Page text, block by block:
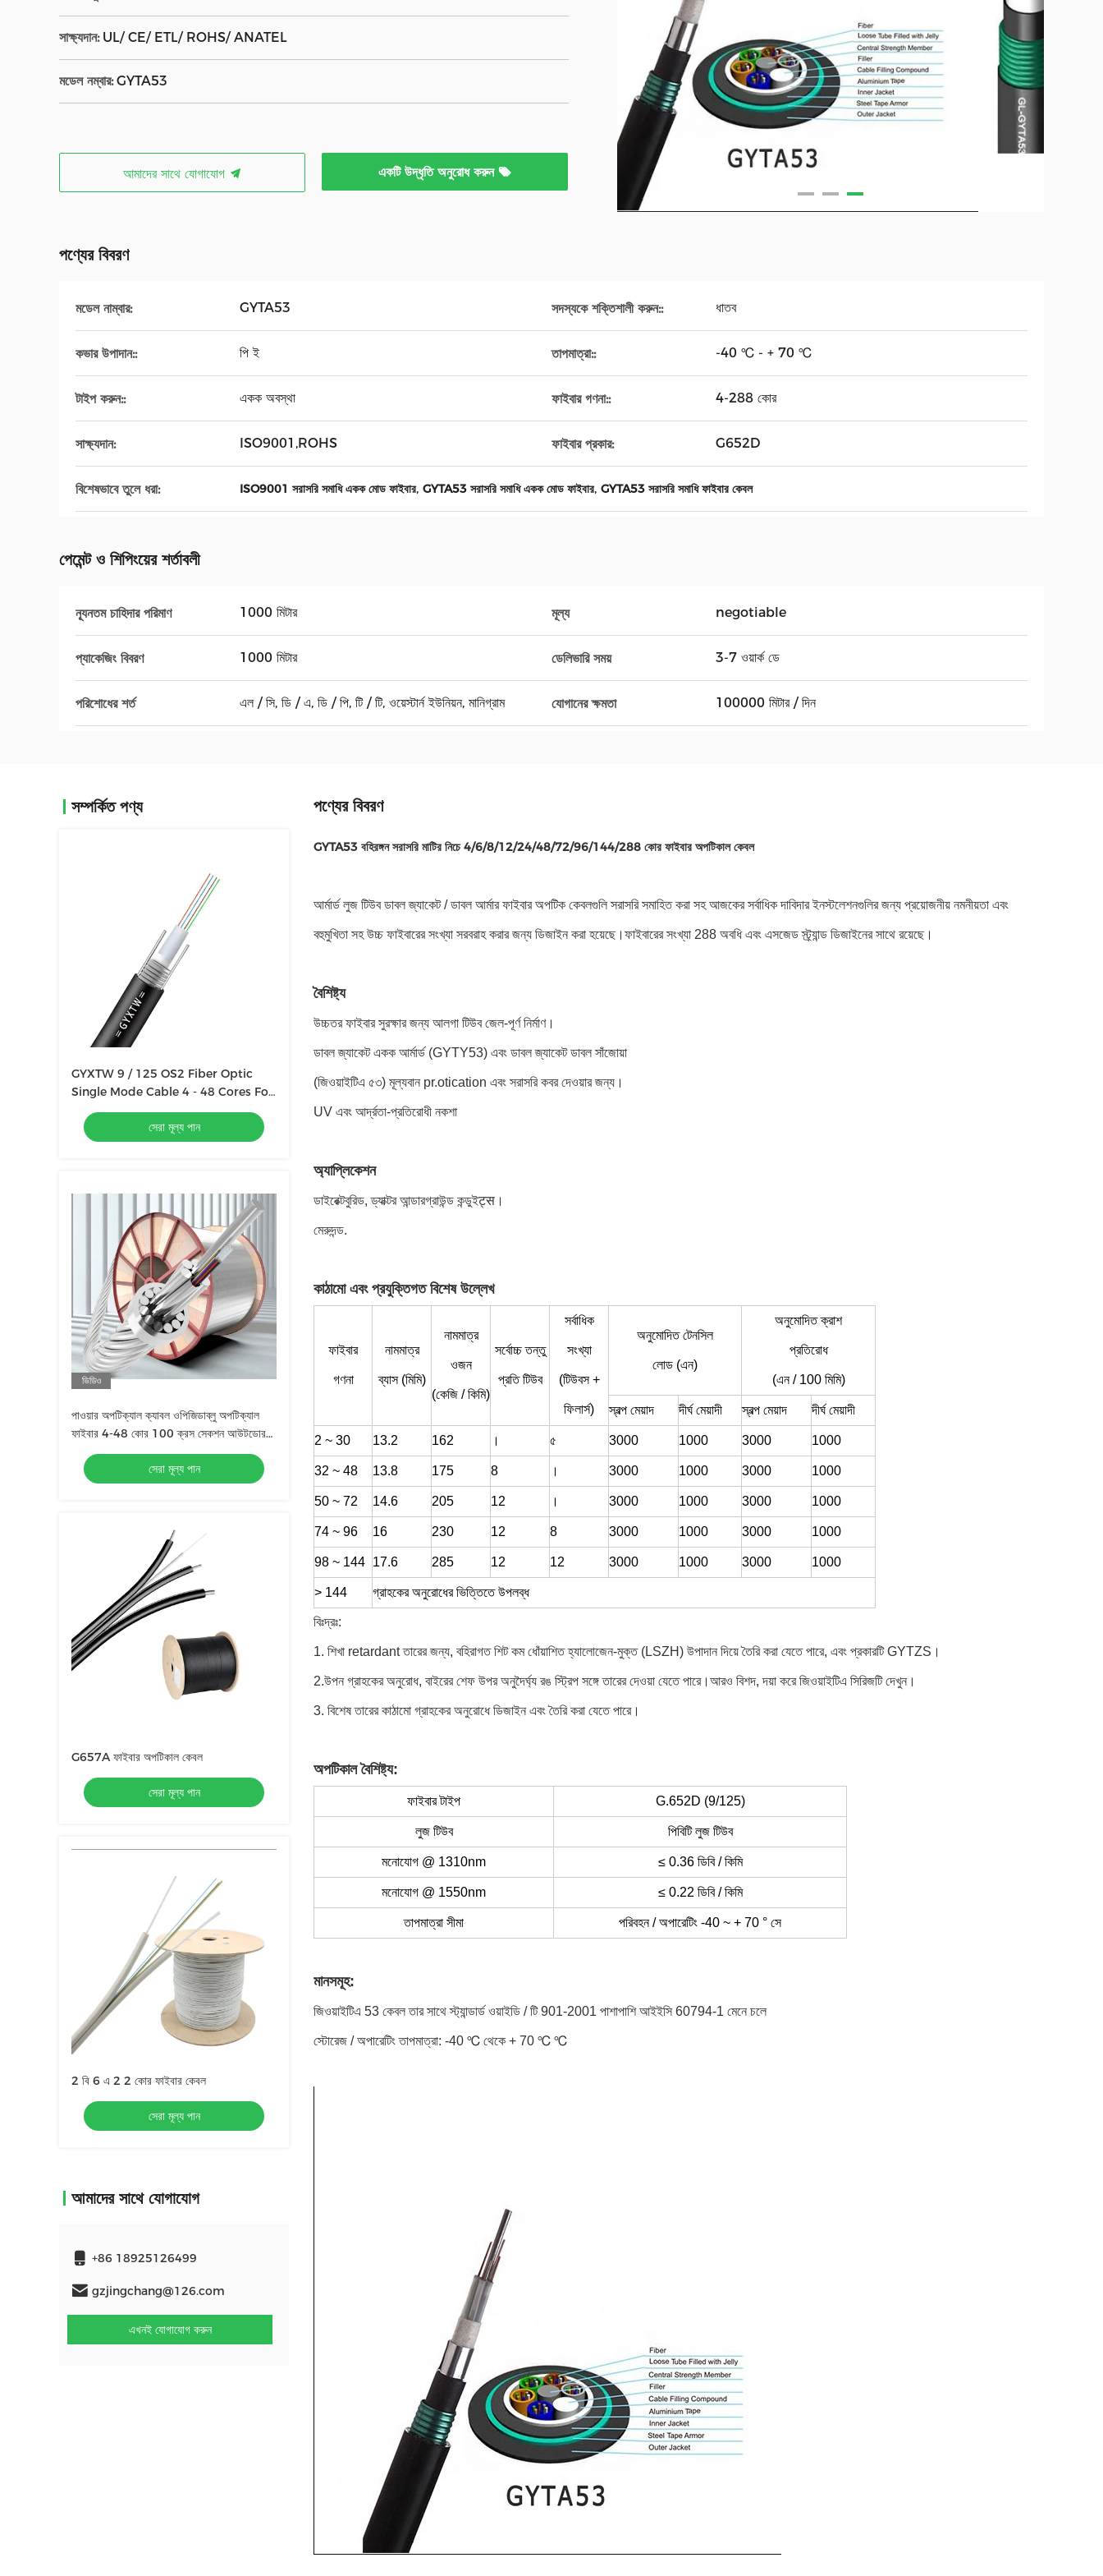
সাক্ষ্যদান: UL/ CE/ ETL/ ROHS/ ANATEL
মডেল নম্বার: GYTA53
আমাদের সাথে যোগাযোগ একটি উদ্ধৃতি অনুরোধ করুন
পণ্যের বিবরণ
মডেল নাম্বার: GYTA53 সদস্যকে শক্তিশালী করুন:: ধাতব
কভার উপাদান:: পি ই তাপমাত্রা:: -40 ℃ - + 70 ℃
টাইপ করুন:: একক অবস্থা ফাইবার গণনা:: 4-288 কোর
সাক্ষ্যদান: ISO9001,ROHS ফাইবার প্রকার: G652D
বিশেষভাবে তুলে ধরা: ISO9001 সরাসরি সমাধি একক মোড ফাইবার, GYTA53 সরাসরি সমাধি একক মোড ফাইবার, GYTA53 সরাসরি সমাধি ফাইবার কেবল
পেমেন্ট ও শিপিংয়ের শর্তাবলী
ন্যূনতম চাহিদার পরিমাণ 1000 মিটার মূল্য negotiable
প্যাকেজিং বিবরণ 1000 মিটার ডেলিভারি সময় 3-7 ওয়ার্ক ডে
পরিশোধের শর্ত এল / সি, ডি / এ, ডি / পি, টি / টি, ওয়েস্টার্ন ইউনিয়ন, মানিগ্রাম যোগানের ক্ষমতা 100000 মিটার / দিন
সম্পর্কিত পণ্য
GYXTW 9 / 125 OS2 Fiber Optic
Single Mode Cable 4 - 48 Cores For
Duct / Aerial
সেরা মূল্য পান
ভিডিও
পাওয়ার অপটিক্যাল ক্যাবল ওপিজিডাব্লু অপটিক্যাল
ফাইবার 4-48 কোর 100 ক্রস সেকশন আউটডোর
কম্পোজিট ওভারহেড গ্রাউন্ড ওয়্যার অপটিক্যাল ক্যাবল
সেরা মূল্য পান
G657A ফাইবার অপটিকাল কেবল
সেরা মূল্য পান
2 বি 6 এ 2 2 কোর ফাইবার কেবল
সেরা মূল্য পান
আমাদের সাথে যোগাযোগ
+86 18925126499
gzjingchang@126.com
এখনই যোগাযোগ করুন
পণ্যের বিবরণ
GYTA53 বহিরঙ্গন সরাসরি মাটির নিচে 4/6/8/12/24/48/72/96/144/288 কোর ফাইবার অপটিকাল কেবল
আর্মার্ড লুজ টিউব ডাবল জ্যাকেট / ডাবল আর্মার ফাইবার অপটিক কেবলগুলি সরাসরি সমাহিত করা সহ আজকের সর্বাধিক দাবিদার ইনস্টলেশনগুলির জন্য প্রয়োজনীয় নমনীয়তা এবং
বহুমুখিতা সহ উচ্চ ফাইবারের সংখ্যা সরবরাহ করার জন্য ডিজাইন করা হয়েছে।ফাইবারের সংখ্যা 288 অবধি এবং এসজেড স্ট্র্যান্ড ডিজাইনের সাথে রয়েছে।
বৈশিষ্ট্য
উচ্চতর ফাইবার সুরক্ষার জন্য আলগা টিউব জেল-পূর্ণ নির্মাণ।
ডাবল জ্যাকেট একক আর্মার্ড (GYTY53) এবং ডাবল জ্যাকেট ডাবল সাঁজোয়া
(জিওয়াইটিএ ৫৩) মূল্যবান pr.otication এবং সরাসরি কবর দেওয়ার জন্য।
UV এবং আর্দ্রতা-প্রতিরোধী নকশা
অ্যাপ্লিকেশন
ডাইরেক্টবুরিড, ড্যাক্টর আন্ডারগ্রাউন্ড কন্ডুইट्स।
মেরুদন্ড.
কাঠামো এবং প্রযুক্তিগত বিশেষ উল্লেখ
ফাইবার
গণনা
নামমাত্র
ব্যাস (মিমি)
নামমাত্র
ওজন
(কেজি / কিমি)
সর্বোচ্চ তন্তু
প্রতি টিউব
সর্বাধিক
সংখ্যা
(টিউবস +
ফিলার্স)
অনুমোদিত টেনসিল
লোড (এন)
অনুমোদিত ক্রাশ
প্রতিরোধ
(এন / 100 মিমি)
স্বল্প মেয়াদ দীর্ঘ মেয়াদী স্বল্প মেয়াদ দীর্ঘ মেয়াদী
2 ~ 30 13.2 162 । ৫ 3000 1000 3000 1000
32 ~ 48 13.8 175 8 । 3000 1000 3000 1000
50 ~ 72 14.6 205 12 । 3000 1000 3000 1000
74 ~ 96 16 230 12 8 3000 1000 3000 1000
98 ~ 144 17.6 285 12 12 3000 1000 3000 1000
> 144 গ্রাহকের অনুরোধের ভিত্তিতে উপলব্ধ
বিঃদ্রঃ:
1. শিখা retardant তারের জন্য, বহিরাগত শিট কম ধোঁয়াশিত হ্যালোজেন-মুক্ত (LSZH) উপাদান দিয়ে তৈরি করা যেতে পারে, এবং প্রকারটি GYTZS।
2.উপন গ্রাহকের অনুরোধ, বাইরের শেফ উপর অনুদৈর্ঘ্য রঙ স্ট্রিপ সঙ্গে তারের দেওয়া যেতে পারে।আরও বিশদ, দয়া করে জিওয়াইটিএ সিরিজটি দেখুন।
3. বিশেষ তারের কাঠামো গ্রাহকের অনুরোধে ডিজাইন এবং তৈরি করা যেতে পারে।
অপটিকাল বৈশিষ্ট্য:
ফাইবার টাইপ G.652D (9/125)
লুজ টিউব পিবিটি লুজ টিউব
মনোযোগ @ 1310nm ≤ 0.36 ডিবি / কিমি
মনোযোগ @ 1550nm ≤ 0.22 ডিবি / কিমি
তাপমাত্রা সীমা পরিবহন / অপারেটিং -40 ~ + 70 ° সে
মানসমূহ:
জিওয়াইটিএ 53 কেবল তার সাথে স্ট্যান্ডার্ড ওয়াইডি / টি 901-2001 পাশাপাশি আইইসি 60794-1 মেনে চলে
স্টোরেজ / অপারেটিং তাপমাত্রা: -40 ℃ থেকে + 70 ℃ ℃